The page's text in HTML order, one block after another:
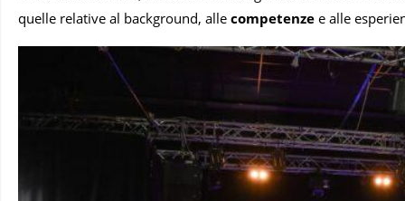
quelle relative al background, alle competenze e alle